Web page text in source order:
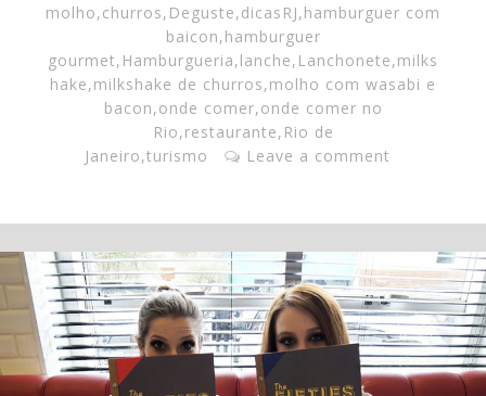
molho,churros, Deguste,dicasRJ,hamburguer com
baicon,hamburguer
gourmet, Hamburgueria,lanche, Lanchonete,milks
hake,milkshake de churros,molho com wasabi e
bacon,onde comer,onde comer no
Rio,restaurante, Rio de
Janeiro,turismo Leave a comment